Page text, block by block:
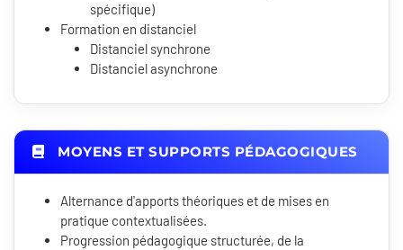
spécifique)
Formation en distanciel
Distanciel synchrone
Distanciel asynchrone
MOYENS ET SUPPORTS PÉDAGOGIQUES
Alternance d'apports théoriques et de mises en
pratique contextualisées.
Progression pédagogique structurée, de la